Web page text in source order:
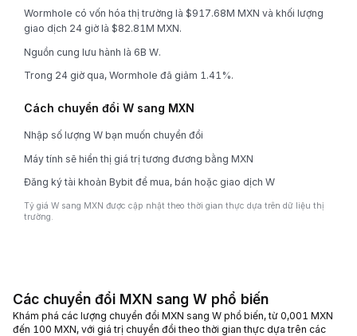
Wormhole có vốn hóa thị trường là $917.68M MXN và khối lượng
giao dịch 24 giờ là $82.81M MXN.
Nguồn cung lưu hành là 6B W.
Trong 24 giờ qua, Wormhole đã giảm 1.41%.
Cách chuyển đổi W sang MXN
Nhập số lượng W bạn muốn chuyển đổi
Máy tính sẽ hiển thị giá trị tương đương bằng MXN
Đăng ký tài khoản Bybit để mua, bán hoặc giao dịch W
Tỷ giá W sang MXN được cập nhật theo thời gian thực dựa trên dữ liệu thị
trường.
Các chuyển đổi MXN sang W phổ biến
Khám phá các lượng chuyển đổi MXN sang W phổ biến, từ 0,001 MXN
đến 100 MXN, với giá trị chuyển đổi theo thời gian thực dựa trên các